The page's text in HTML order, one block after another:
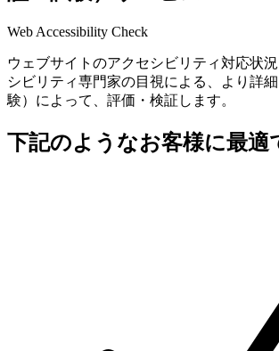
Web Accessibility Check
ウェブサイトのアクセシビリティ対応状
シビリティ専門家の目視による、より詳
験）によって、評価・検証します。
下記のようなお客様に最適